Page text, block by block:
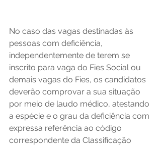
No caso das vagas destinadas às
pessoas com deficiência,
independentemente de terem se
inscrito para vaga do Fies Social ou
demais vagas do Fies, os candidatos
deverão comprovar a sua situação
por meio de laudo médico, atestando
a espécie e o grau da deficiência com
expressa referência ao código
correspondente da Classificação